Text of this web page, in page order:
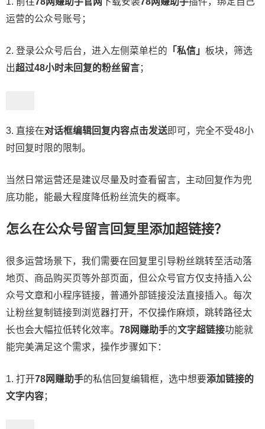
运营的公众号账号；
2. 登录公众号后台，进入左侧菜单栏的 「私信」 板块，筛选
出超过48小时未回复的粉丝留言；
3. 直接在对话框编辑回复内容点击发送即可，完全不受48小
时回复时限的限制。
当然日常运营还是建议尽量及时查看留言，主动回复作为兜
底功能，能最大程度降低粉丝流失的概率。
怎么在公众号留言回复里添加超链接？
很多运营场景下，我们需要在回复里引导粉丝跳转至活动落
地页、商品购买页等外部页面，但公众号官方仅支持插入公
众号文章和小程序链接，普通外部链接没法直接插入。每次
让粉丝复制链接到浏览器打开，不仅操作麻烦，跳转路径太
长也会大幅拉低转化效率。 78网赚助手的文字超链接功能就
能完美满足这个需求，操作步骤如下：
1. 打开78网赚助手的私信回复编辑框，选中想要添加链接的
文字内容；